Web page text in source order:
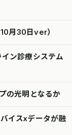
月30日ver）
ン診療システム
の光明となるか
イスxデータが融